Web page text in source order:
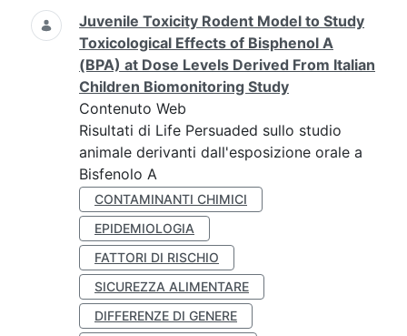
Juvenile Toxicity Rodent Model to Study
Toxicological Effects of Bisphenol A
(BPA) at Dose Levels Derived From Italian
Children Biomonitoring Study
Contenuto Web
Risultati di Life Persuaded sullo studio
animale derivanti dall'esposizione orale a
Bisfenolo A
CONTAMINANTI CHIMICI
EPIDEMIOLOGIA
FATTORI DI RISCHIO
SICUREZZA ALIMENTARE
DIFFERENZE DI GENERE